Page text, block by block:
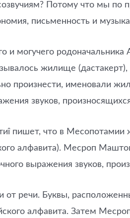
Потому что мы по
письменность и
и могучего
жилище
произнести, именовали
звуков,
пишет, что в
алфавита). Месроп
выражения звуков,
речи. Буквы,
алфавита. Затем